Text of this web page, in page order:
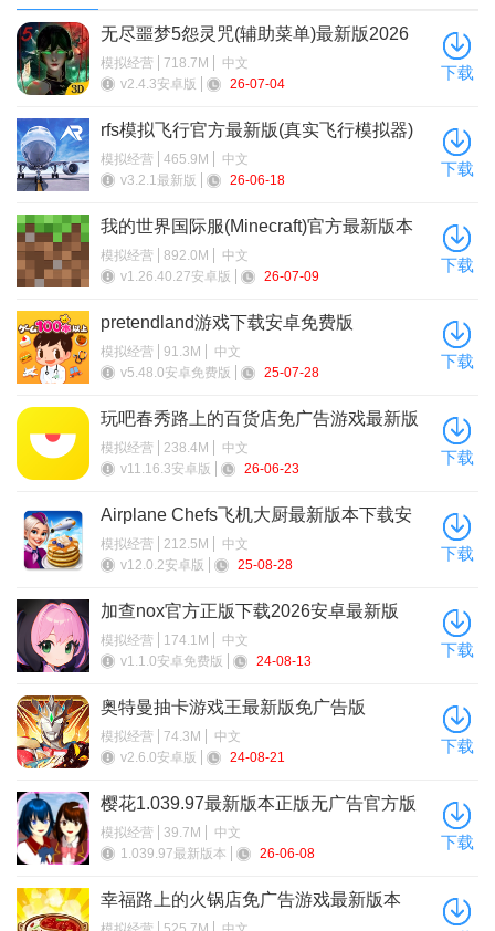
我的世界国际版攻略手机版
一、我的世界怎么传送坐标
我的世界坐标传送指令是/tp x y z或/tp 玩家名 x y z，其中xyz
表示所要去的位置坐标，按f3第一个数表示x，第二个数表示y，
第三个数表示z。玩家名指的是玩家在游戏中的昵称。输入指令时
中间要用空格隔开1。 y坐标需要预估一个值，不能太大也不能太
小，太高可能会摔死玩家，太低会卡在地下窒息而亡2。
二、我的世界手机版怎么开旁观者模式
方法一：玩家可以在聊天框中输入gamemode 3 进入旁观者
模式。
旁观者模式玩家开启同样可以进入旁观者模式。
三、我的世界怎么输入指令
1、打开游戏页面之后，开启菜单，点击“对局域网开放”。
2、然后在这个页面中把 “允许作弊”的功能设置打开。
3、游戏中回车键打出/，并输入命令，输入help再回车。
4、这样就可以顺利的输入口令了，流程非常的简单。
第一步是找到马；
无尽噩梦5怨灵咒(辅助菜单)最新版2026
模拟经营 718.7M
中文
v2.4.3安卓版
26-07-04
下载
rfs模拟飞行官方最新版(真实飞行模拟器)
模拟经营 465.9M
中文
v3.2.1最新版
26-06-18
下载
我的世界国际服(Minecraft)官方最新版本
模拟经营 892.0M
中文
v1.26.40.27安卓版
26-07-09
下载
pretendland游戏下载安卓免费版
模拟经营 91.3M
中文
v5.48.0安卓免费版
25-07-28
下载
玩吧春秀路上的百货店免广告游戏最新版
本
模拟经营 238.4M
中文
v11.16.3安卓版
26-06-23
下载
Airplane Chefs飞机大厨最新版本下载安
卓版
模拟经营 212.5M
中文
v12.0.2安卓版
25-08-28
下载
加查nox官方正版下载2026安卓最新版
模拟经营 174.1M
中文
v1.1.0安卓免费版
24-08-13
下载
奥特曼抽卡游戏王最新版免广告版
模拟经营 74.3M
中文
v2.6.0安卓版
24-08-21
下载
樱花1.039.97最新版本正版无广告官方版
模拟经营 39.7M
中文
1.039.97最新版本
26-06-08
下载
幸福路上的火锅店免广告游戏最新版本